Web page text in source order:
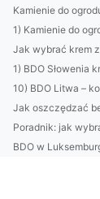
Kamienie do
1) Kamienie do
Jak wybrać krem
1) BDO Słowenia
10) BDO Litwa –
Jak oszczędzać
Poradnik: jak
BDO w